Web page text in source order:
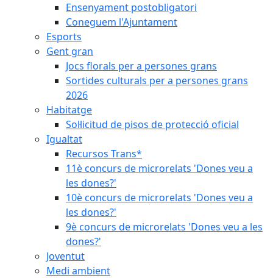
Ensenyament postobligatori
Coneguem l'Ajuntament
Esports
Gent gran
Jocs florals per a persones grans
Sortides culturals per a persones grans
2026
Habitatge
Sol·licitud de pisos de protecció oficial
Igualtat
Recursos Trans*
11è concurs de microrelats 'Dones veu a
les dones?'
10è concurs de microrelats 'Dones veu a
les dones?'
9è concurs de microrelats 'Dones veu a les
dones?'
Joventut
Medi ambient